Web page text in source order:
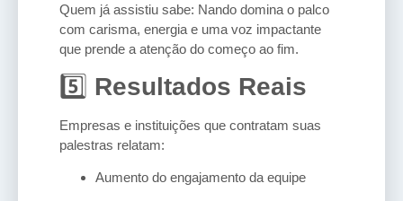
Quem já assistiu sabe: Nando domina o palco
com carisma, energia e uma voz impactante
que prende a atenção do começo ao fim.
5️⃣ Resultados Reais
Empresas e instituições que contratam suas
palestras relatam:
Aumento do engajamento da equipe